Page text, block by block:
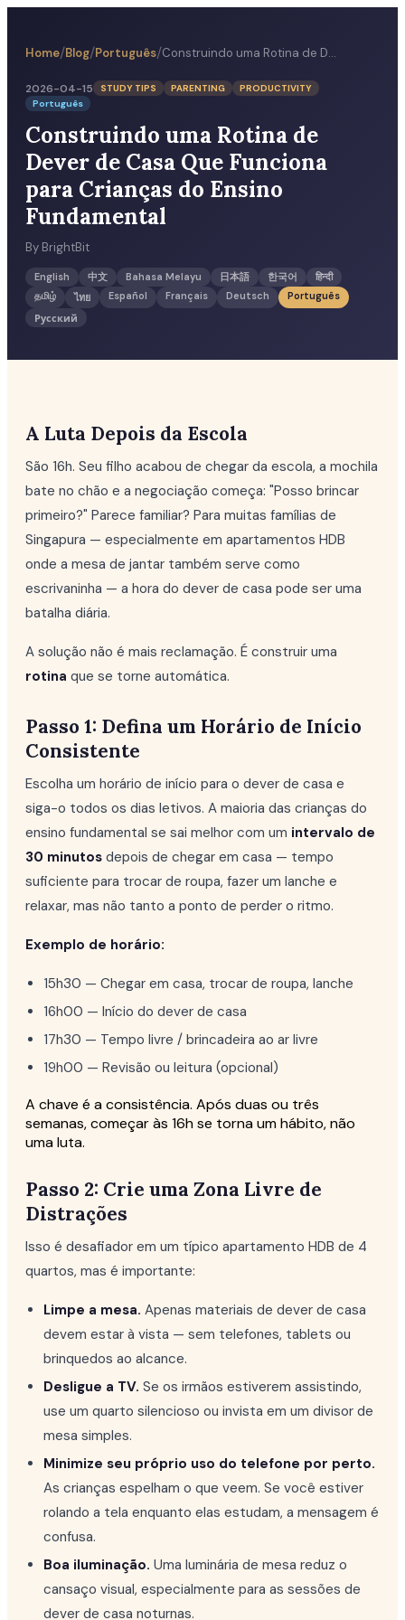
Home/Blog/Português/ Construindo uma Rotina de Dever de Casa Que Funciona para Crianças do Ensino Fundamental
2026-04-15 STUDY TIPS PARENTING
PRODUCTIVITY
Português
Construindo uma Rotina de
Dever de Casa Que Funciona
para Crianças do Ensino
Fundamental
By BrightBit
English 中文 Bahasa Melayu 日本語 한국어
हिन्दी
தமிழ்
ไทย Español Français Deutsch
Português
Русский
A Luta Depois da Escola
São 16h. Seu filho acabou de chegar da escola, a mochila
bate no chão e a negociação começa: "Posso brincar
primeiro?" Parece familiar? Para muitas famílias de
Singapura — especialmente em apartamentos HDB
onde a mesa de jantar também serve como
escrivaninha — a hora do dever de casa pode ser uma
batalha diária.
A solução não é mais reclamação. É construir uma
rotina que se torne automática.
Passo 1: Defina um Horário de Início
Consistente
Escolha um horário de início para o dever de casa e
siga-o todos os dias letivos. A maioria das crianças do
ensino fundamental se sai melhor com um intervalo de
30 minutos depois de chegar em casa — tempo
suficiente para trocar de roupa, fazer um lanche e
relaxar, mas não tanto a ponto de perder o ritmo.
Exemplo de horário:
15h30 — Chegar em casa, trocar de roupa, lanche
16h00 — Início do dever de casa
17h30 — Tempo livre / brincadeira ao ar livre
19h00 — Revisão ou leitura (opcional)
A chave é a consistência. Após duas ou três
semanas, começar às 16h se torna um hábito, não
uma luta.
Passo 2: Crie uma Zona Livre de
Distrações
Isso é desafiador em um típico apartamento HDB de 4
quartos, mas é importante:
Limpe a mesa. Apenas materiais de dever de casa
devem estar à vista — sem telefones, tablets ou
brinquedos ao alcance.
Desligue a TV. Se os irmãos estiverem assistindo,
use um quarto silencioso ou invista em um divisor de
mesa simples.
Minimize seu próprio uso do telefone por perto.
As crianças espelham o que veem. Se você estiver
rolando a tela enquanto elas estudam, a mensagem é
confusa.
Boa iluminação. Uma luminária de mesa reduz o
cansaço visual, especialmente para as sessões de
dever de casa noturnas.